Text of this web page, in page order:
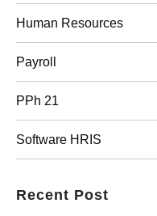
Human Resources
Payroll
PPh 21
Software HRIS
Recent Post